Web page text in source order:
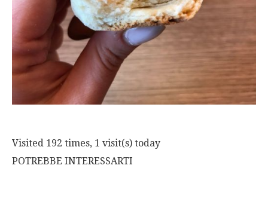
Visited 192 times, 1 visit(s) today
POTREBBE INTERESSARTI